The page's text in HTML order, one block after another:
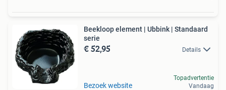
Beekloop element | Ubbink | Standaard
serie
€ 52,95 Details
Bezoek website
Topadvertentie
Vandaag